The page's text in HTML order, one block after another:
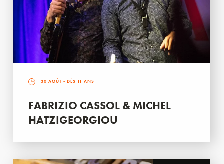
30 AOÛT - DÈS 11 ANS
FABRIZIO CASSOL & MICHEL
HATZIGEORGIOU